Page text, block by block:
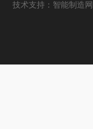
技术支持： 智能制造网